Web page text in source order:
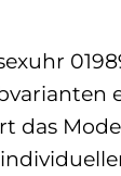
das